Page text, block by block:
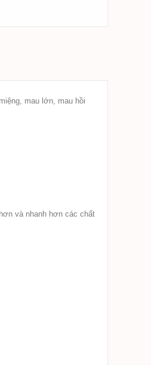
mau lớn, mau hồi
và nhanh hơn các chất